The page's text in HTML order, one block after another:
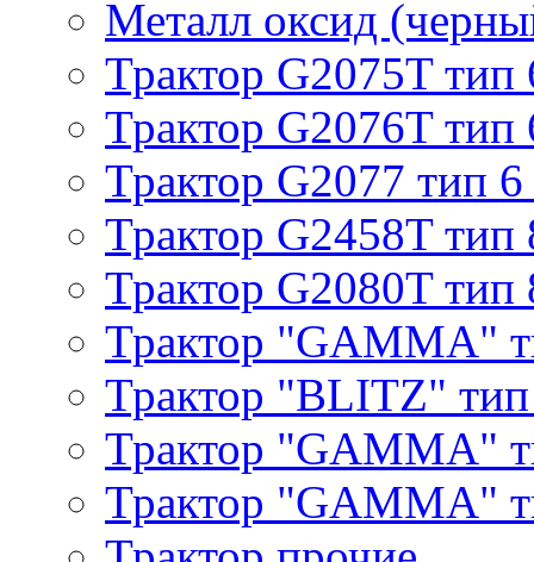
Металл оксид
Трактор G2075T тип
Трактор G2076T тип
Трактор G2077 тип 6
Трактор G2458T тип
Трактор G2080T тип
Трактор "GAMMA"
Трактор "BLITZ"
Трактор "GAMMA"
Трактор "GAMMA"